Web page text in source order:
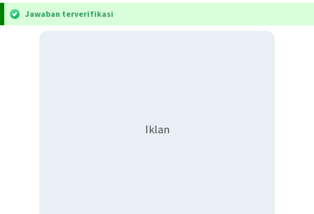
Jawaban terverifikasi
Iklan